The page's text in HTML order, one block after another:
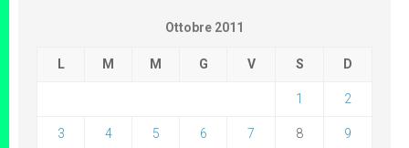
Ottobre 2011
L M M G V S D
1 2
3 4 5 6 7 8 9